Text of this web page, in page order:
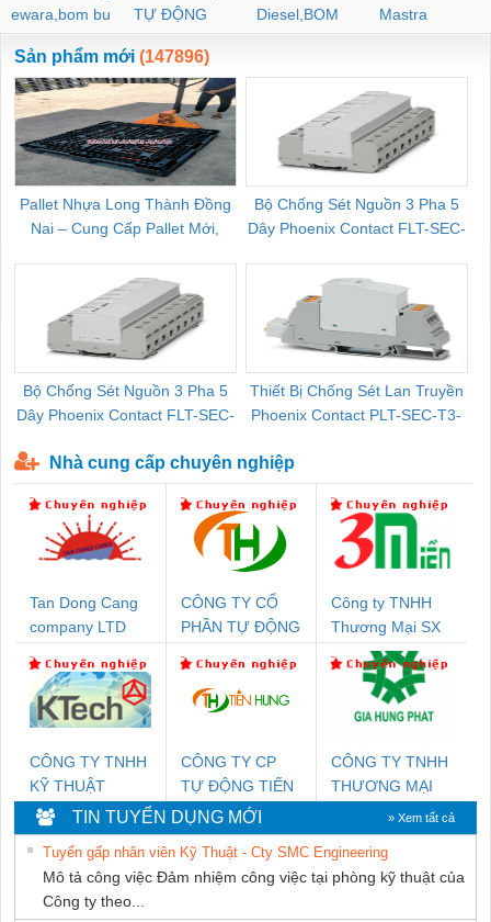
ewara,bom bu
ewara
TỰ ĐỘNG
Diesel,BOM
CHUA CHAY
Mastra
Sản phẩm mới (147896)
Pallet Nhựa Long Thành Đồng
Nai – Cung Cấp Pallet Mới,
Bộ Chống Sét Nguồn 3 Pha 5
Dây Phoenix Contact FLT-SEC-
Bộ Chống Sét Nguồn 3 Pha 5
Dây Phoenix Contact FLT-SEC-
Thiết Bị Chống Sét Lan Truyền
Phoenix Contact PLT-SEC-T3-
Nhà cung cấp chuyên nghiệp
Tan Dong Cang
company LTD
CÔNG TY CỔ
PHẦN TỰ ĐỘNG
Công ty TNHH
Thương Mại SX
Ba Miền
CÔNG TY TNHH
KỸ THUẬT
KTECH VIỆT
NAM
CÔNG TY CP
TỰ ĐỘNG TIẾN
HƯNG
CÔNG TY TNHH
THƯƠNG MẠI
DỊCH VỤ KỸ
THUẬT ĐIỆN CƠ
GIA HƯNG
PHÁT
TIN TUYỂN DỤNG MỚI » Xem tất cả
Tuyển gấp nhân viên Kỹ Thuật - Cty SMC Engineering
Mô tả công việc Đảm nhiệm công việc tại phòng kỹ thuật của
Công ty theo...